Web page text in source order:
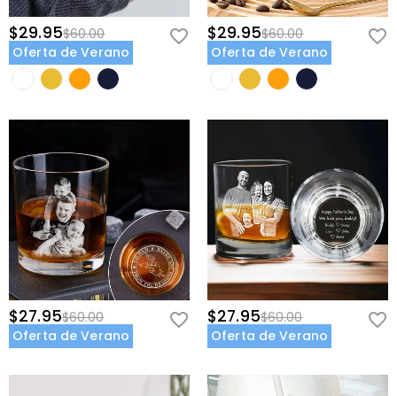
$29.95$60.00
Oferta de Verano
$29.95$60.00
Oferta de Verano
$27.95$60.00
Oferta de Verano
$27.95$60.00
Oferta de Verano